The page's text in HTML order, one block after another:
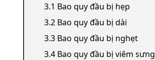
3.1 Bao quy đầu bị hẹp
3.2 Bao quy đầu bị dài
3.3 Bao quy đầu bị nghẹt
3.4 Bao quy đầu bị viêm sưng